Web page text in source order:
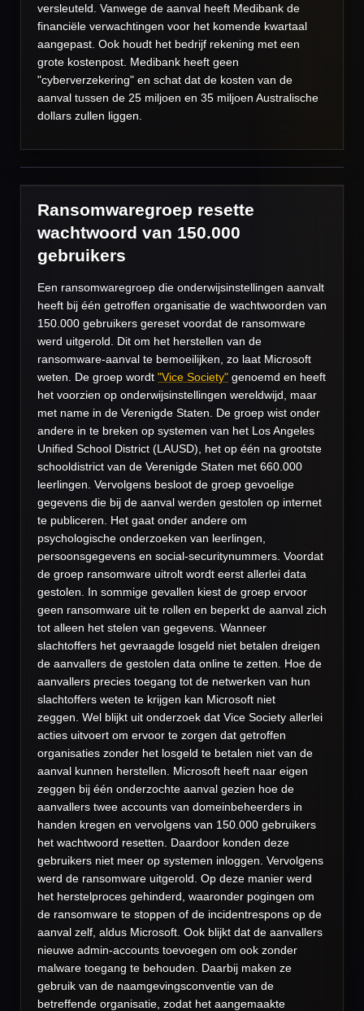
versleuteld. Vanwege de aanval heeft Medibank de
financiële verwachtingen voor het komende kwartaal
aangepast. Ook houdt het bedrijf rekening met een
grote kostenpost. Medibank heeft geen
"cyberverzekering" en schat dat de kosten van de
aanval tussen de 25 miljoen en 35 miljoen Australische
dollars zullen liggen.
Ransomwaregroep resette
wachtwoord van 150.000
gebruikers
Een ransomwaregroep die onderwijsinstellingen aanvalt
heeft bij één getroffen organisatie de wachtwoorden van
150.000 gebruikers gereset voordat de ransomware
werd uitgerold. Dit om het herstellen van de
ransomware-aanval te bemoeilijken, zo laat Microsoft
weten. De groep wordt "Vice Society" genoemd en heeft
het voorzien op onderwijsinstellingen wereldwijd, maar
met name in de Verenigde Staten. De groep wist onder
andere in te breken op systemen van het Los Angeles
Unified School District (LAUSD), het op één na grootste
schooldistrict van de Verenigde Staten met 660.000
leerlingen. Vervolgens besloot de groep gevoelige
gegevens die bij de aanval werden gestolen op internet
te publiceren. Het gaat onder andere om
psychologische onderzoeken van leerlingen,
persoonsgegevens en social-securitynummers. Voordat
de groep ransomware uitrolt wordt eerst allerlei data
gestolen. In sommige gevallen kiest de groep ervoor
geen ransomware uit te rollen en beperkt de aanval zich
tot alleen het stelen van gegevens. Wanneer
slachtoffers het gevraagde losgeld niet betalen dreigen
de aanvallers de gestolen data online te zetten. Hoe de
aanvallers precies toegang tot de netwerken van hun
slachtoffers weten te krijgen kan Microsoft niet
zeggen. Wel blijkt uit onderzoek dat Vice Society allerlei
acties uitvoert om ervoor te zorgen dat getroffen
organisaties zonder het losgeld te betalen niet van de
aanval kunnen herstellen. Microsoft heeft naar eigen
zeggen bij één onderzochte aanval gezien hoe de
aanvallers twee accounts van domeinbeheerders in
handen kregen en vervolgens van 150.000 gebruikers
het wachtwoord resetten. Daardoor konden deze
gebruikers niet meer op systemen inloggen. Vervolgens
werd de ransomware uitgerold. Op deze manier werd
het herstelproces gehinderd, waaronder pogingen om
de ransomware te stoppen of de incidentrespons op de
aanval zelf, aldus Microsoft. Ook blijkt dat de aanvallers
nieuwe admin-accounts toevoegen om ook zonder
malware toegang te behouden. Daarbij maken ze
gebruik van de naamgevingsconventie van de
betreffende organisatie, zodat het aangemaakte